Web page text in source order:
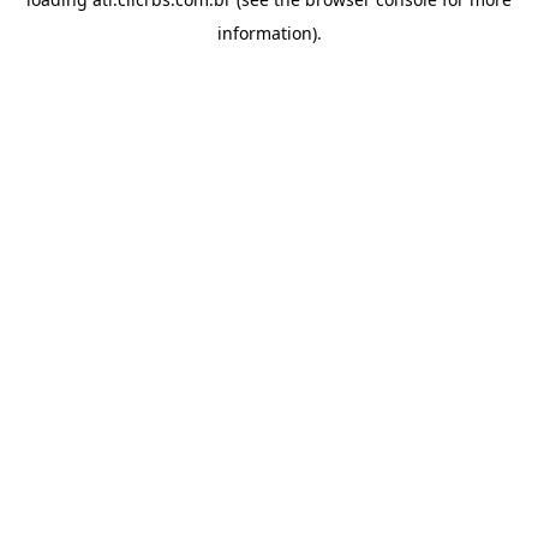
information).